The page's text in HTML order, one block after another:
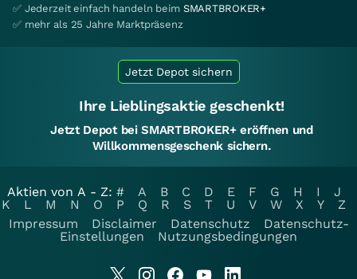
✅ Jederzeit einfach handeln beim SMARTBROKER+
✅ mehr als 25 Jahre Marktpräsenz
Jetzt Depot sichern
Ihre Lieblingsaktie geschenkt!
Jetzt Depot bei SMARTBROKER+ eröffnen und
Willkommensgeschenk sichern.
Aktien von A - Z: # A B C D E F G H I
J
K
L M N O P Q R S T U V W X Y
Z
Impressum
Disclaimer Datenschutz
Datenschutz-
Einstellungen
Nutzungsbedingungen